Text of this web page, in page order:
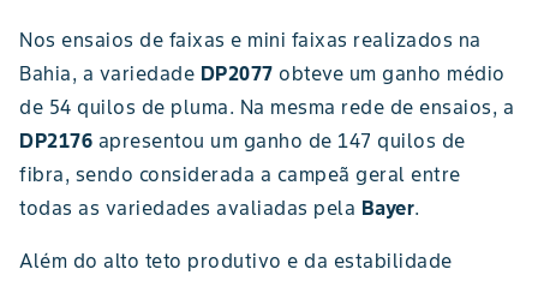
Nos ensaios de faixas e mini faixas realizados na
Bahia, a variedade DP2077 obteve um ganho médio
de 54 quilos de pluma. Na mesma rede de ensaios, a
DP2176 apresentou um ganho de 147 quilos de
fibra, sendo considerada a campeã geral entre
todas as variedades avaliadas pela Bayer.
Além do alto teto produtivo e da estabilidade